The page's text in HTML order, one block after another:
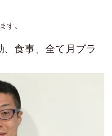
す。
、食事、全て月プラ